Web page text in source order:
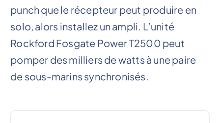
punch que le récepteur peut produire en
solo, alors installez un ampli. L’unité
Rockford Fosgate Power T2500 peut
pomper des milliers de watts à une paire
de sous-marins synchronisés.